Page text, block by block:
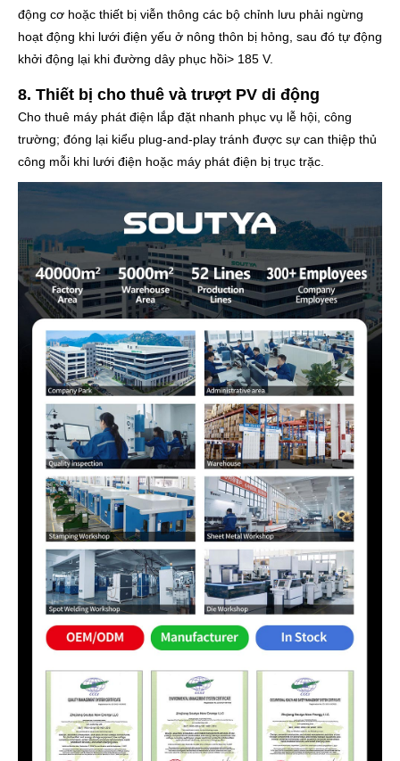
động cơ hoặc thiết bị viễn thông các bộ chỉnh lưu phải ngừng
hoạt động khi lưới điện yếu ở nông thôn bị hỏng, sau đó tự động
khởi động lại khi đường dây phục hồi> 185 V.
8. Thiết bị cho thuê và trượt PV di động
Cho thuê máy phát điện lắp đặt nhanh phục vụ lễ hội, công
trường; đóng lại kiểu plug-and-play tránh được sự can thiệp thủ
công mỗi khi lưới điện hoặc máy phát điện bị trục trặc.